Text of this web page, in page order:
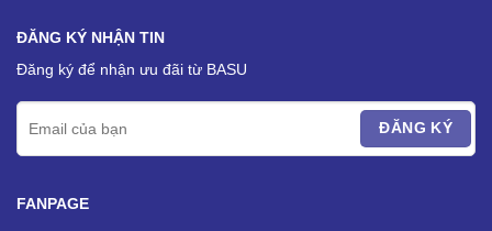
ĐĂNG KÝ NHẬN TIN
Đăng ký để nhận ưu đãi từ BASU
FANPAGE